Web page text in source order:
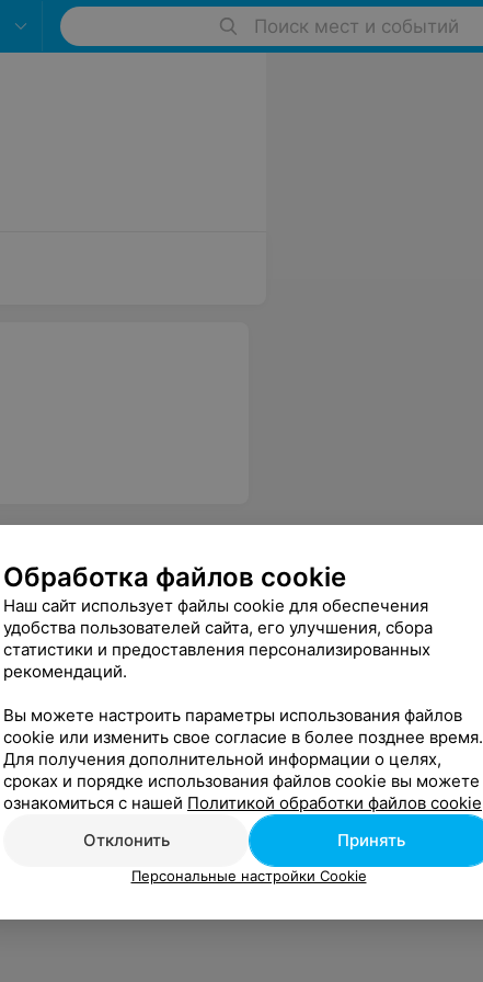
Поиск мест и событий
Обработка файлов cookie
Наш сайт использует файлы cookie для обеспечения
удобства пользователей сайта, его улучшения, сбора
статистики и предоставления персонализированных
рекомендаций.
Вы можете настроить параметры использования файлов
cookie или изменить свое согласие в более позднее время.
Для получения дополнительной информации о целях,
сроках и порядке использования файлов cookie вы можете
ознакомиться с нашей Политикой обработки файлов cookie
Отклонить
Принять
Персональные настройки Cookie